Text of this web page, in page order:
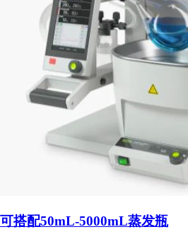
搭配50mL-5000mL蒸发瓶